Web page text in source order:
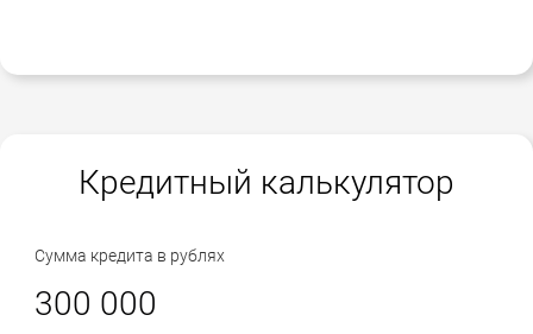
Кредитный калькулятор
Сумма кредита в рублях